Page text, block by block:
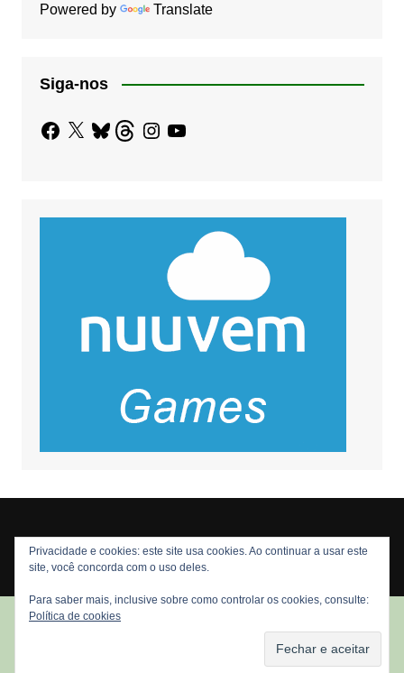
Powered by Translate
Siga-nos
Facebook
X BlueskyThreadsInstagram
YouTube
Copyright © 2026 Nós Nerds. Todos os direitos reservados
Privacidade e cookies: este site usa cookies. Ao continuar a usar este
site, você concorda com o uso deles.
Para saber mais, inclusive sobre como controlar os cookies, consulte:
Política de cookies